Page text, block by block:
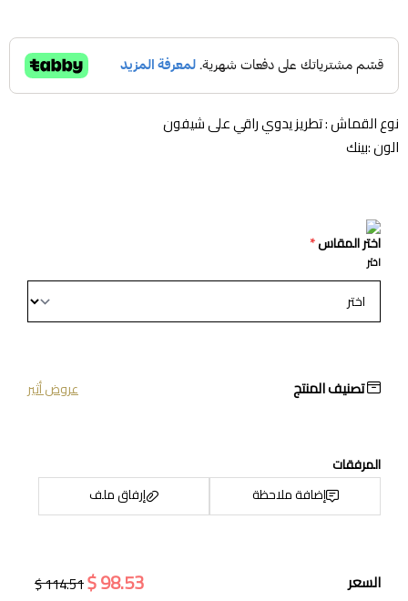
نوع القماش : تطريز يدوي راقي على شيفون
الون :بينك
اختر المقاس*
اختر
تصنيف المنتج عروض أثير
المرفقات
إضافة ملاحظة
إرفاق ملف
اسحب و افلت الملف هنا
السعر 98.53 $
114.51 $